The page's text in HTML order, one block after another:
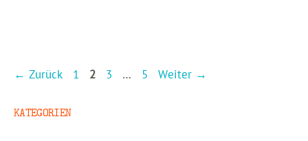
← Zurück Seite
1 Seite
2 Seite
3 … Seite
5 Weiter →
KATEGORIEN